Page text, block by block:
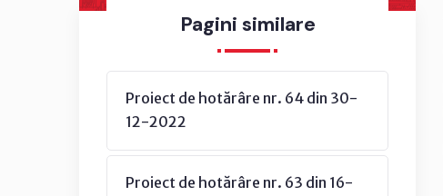
Pagini similare
Proiect de hotărâre nr. 64 din 30-
12-2022
Proiect de hotărâre nr. 63 din 16-